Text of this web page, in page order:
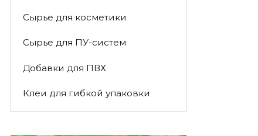
Сырье для косметики
Сырье для ПУ-систем
Добавки для ПВХ
Клеи для гибкой упаковки